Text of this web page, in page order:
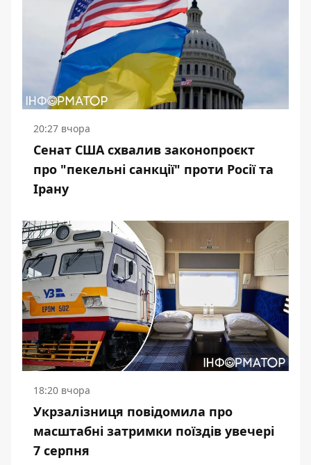
20:27 вчора
Сенат США схвалив законопроєкт
про "пекельні санкції" проти Росії та
Ірану
18:20 вчора
Укрзалізниця повідомила про
масштабні затримки поїздів увечері
7 серпня